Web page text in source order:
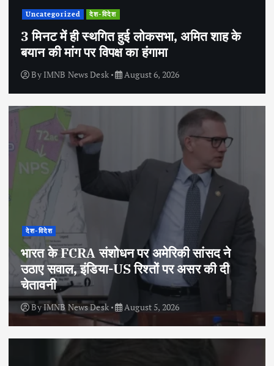
Uncategorized देश-विदेश
3 मिनट में ही स्थगित हुई लोकसभा, अमित शाह के
बयान की मांग पर विपक्ष का हंगामा
By IMNB News Desk August 6, 2026
देश-विदेश
भारत के FCRA संशोधन पर अमेरिकी सांसद ने
उठाए सवाल, इंडिया-US रिश्तों पर असर की दी
चेतावनी
ByIMNB News Desk August 5, 2026